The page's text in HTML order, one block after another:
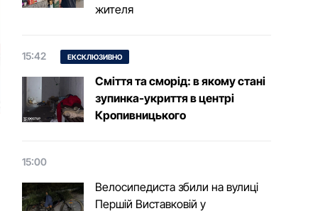
жителя
15:42 ЕКСКЛЮЗИВНО
Сміття та сморід: в якому стані
зупинка-укриття в центрі
Кропивницького
15:00
Велосипедиста збили на вулиці
Першій Виставковій у